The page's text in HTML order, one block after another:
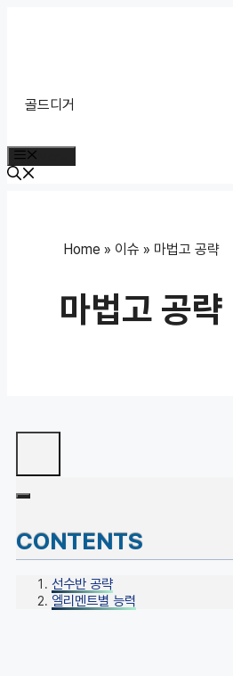
골드디거
Home » 이슈 » 마법고 공략
마법고 공략
CONTENTS
선수반 공략
엘리멘트별 능력